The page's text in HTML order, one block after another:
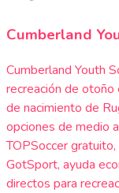
Cumberland
Cumberland Youth
recreación de otoño
de nacimiento de
opciones de medio
TOPSoccer
GotSport, ayuda
directos para